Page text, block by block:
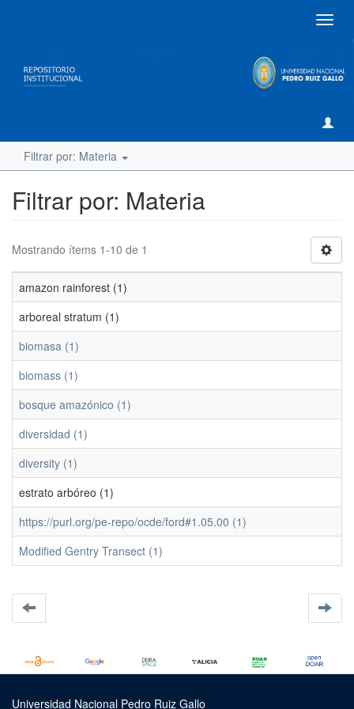
Filtrar por: Materia
Filtrar por: Materia
Mostrando ítems 1-10 de 1
amazon rainforest (1)
arboreal stratum (1)
biomasa (1)
biomass (1)
bosque amazónico (1)
diversidad (1)
diversity (1)
estrato arbóreo (1)
https://purl.org/pe-repo/ocde/ford#1.05.00 (1)
Modified Gentry Transect (1)
Universidad Nacional Pedro Ruiz Gallo